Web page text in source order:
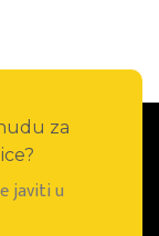
za
javiti u